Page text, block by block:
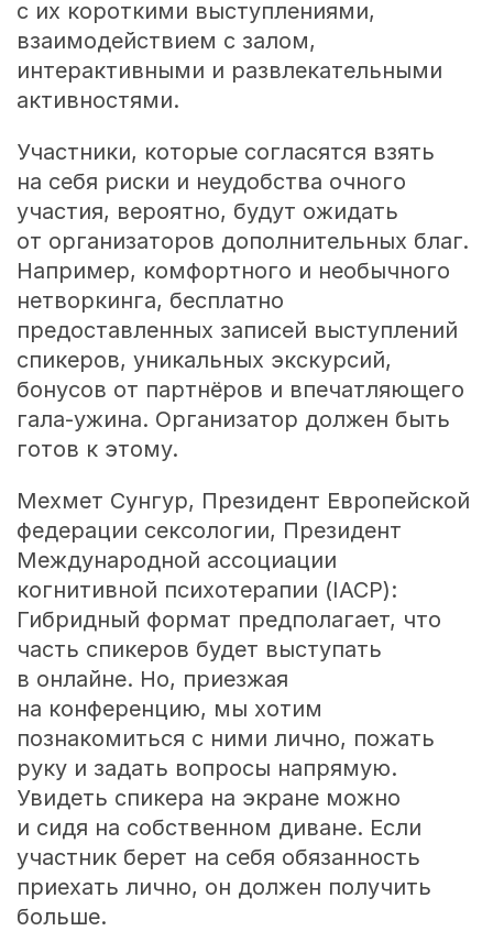
с их короткими выступлениями,
взаимодействием с залом,
интерактивными и развлекательными
активностями.
Участники, которые согласятся взять
на себя риски и неудобства очного
участия, вероятно, будут ожидать
от организаторов дополнительных благ.
Например, комфортного и необычного
нетворкинга, бесплатно
предоставленных записей выступлений
спикеров, уникальных экскурсий,
бонусов от партнёров и впечатляющего
гала-ужина. Организатор должен быть
готов к этому.
Мехмет Сунгур, Президент Европейской
федерации сексологии, Президент
Международной ассоциации
когнитивной психотерапии (IACP):
Гибридный формат предполагает, что
часть спикеров будет выступать
в онлайне. Но, приезжая
на конференцию, мы хотим
познакомиться с ними лично, пожать
руку и задать вопросы напрямую.
Увидеть спикера на экране можно
и сидя на собственном диване. Если
участник берет на себя обязанность
приехать лично, он должен получить
больше.